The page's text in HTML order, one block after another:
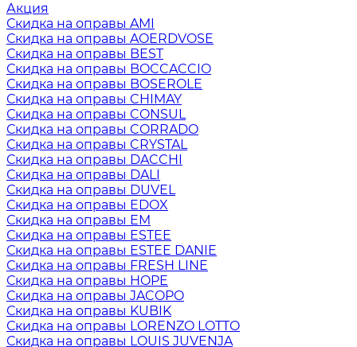
Акция
Скидка на оправы AMI
Скидка на оправы AOERDVOSE
Скидка на оправы BEST
Скидка на оправы BOCCACCIO
Скидка на оправы BOSEROLE
Скидка на оправы CHIMAY
Скидка на оправы CONSUL
Скидка на оправы CORRADO
Скидка на оправы CRYSTAL
Скидка на оправы DACCHI
Скидка на оправы DALI
Скидка на оправы DUVEL
Скидка на оправы EDOX
Скидка на оправы EM
Скидка на оправы ESTEE
Скидка на оправы ESTEE DANIE
Скидка на оправы FRESH LINE
Скидка на оправы HOPE
Скидка на оправы JACOPO
Скидка на оправы KUBIK
Скидка на оправы LORENZO LOTTO
Скидка на оправы LOUIS JUVENJA